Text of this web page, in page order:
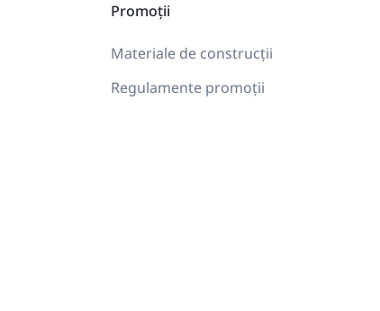
Promoții
Materiale de construcții
Regulamente promoții